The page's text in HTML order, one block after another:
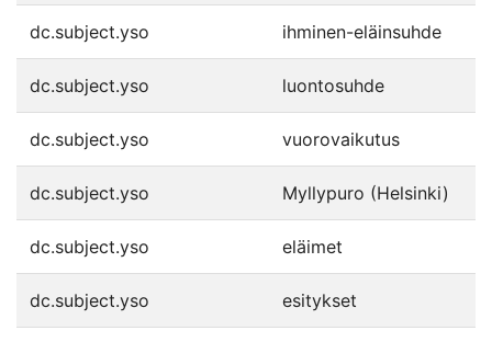
dc.subject.yso ihminen-eläinsuhde
dc.subject.yso luontosuhde
dc.subject.yso vuorovaikutus
dc.subject.yso Myllypuro (Helsinki)
dc.subject.yso eläimet
dc.subject.yso esitykset